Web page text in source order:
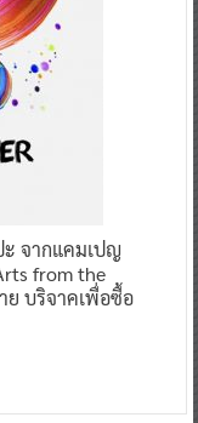
จากแคมเปญ
from the
ย บริจาคเพื่อซื้อ